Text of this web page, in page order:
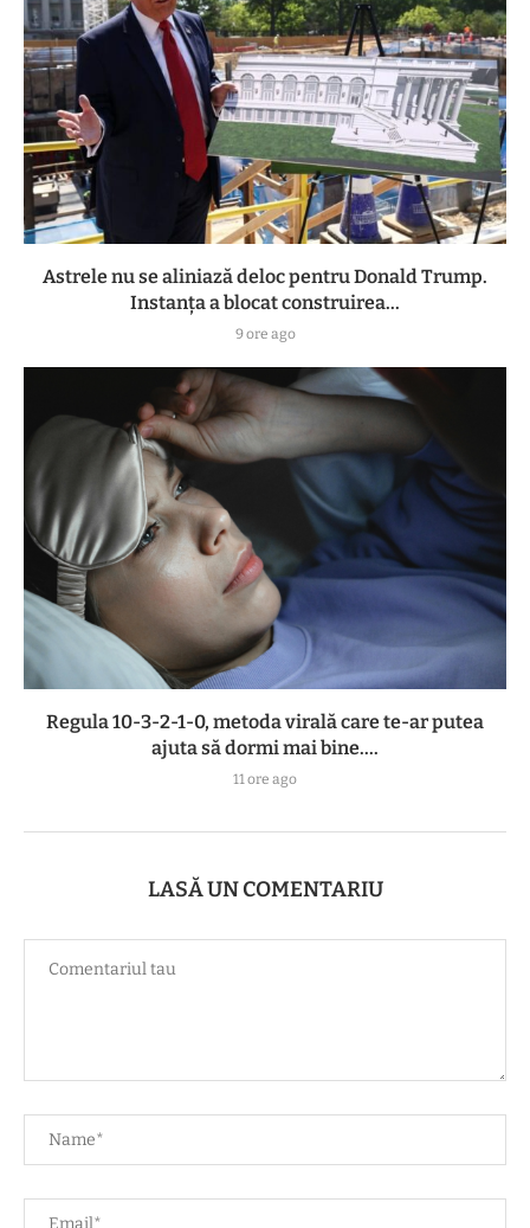
Astrele nu se aliniază deloc pentru Donald Trump.
Instanța a blocat construirea...
9 ore ago
Regula 10-3-2-1-0, metoda virală care te-ar putea
ajuta să dormi mai bine....
11 ore ago
LASĂ UN COMENTARIU